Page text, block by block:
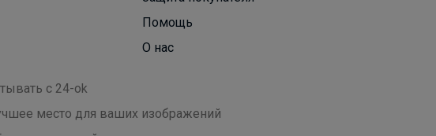
Помощь
О нас
с 24-ok
место для ваших изображений